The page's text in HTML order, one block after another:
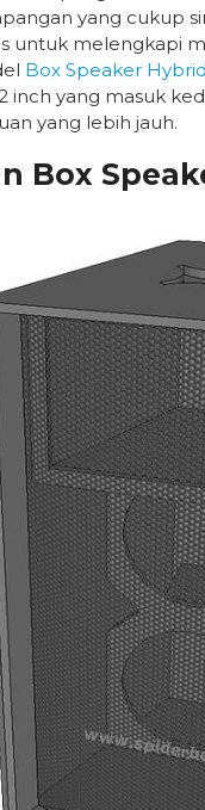
yang cukup
untuk melengkapi
Box Speaker
inch yang masuk
yang lebih jauh.
Box